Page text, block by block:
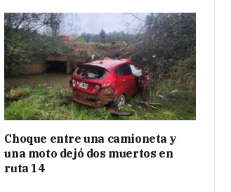
Choque entre una camioneta y
una moto dejó dos muertos en
ruta 14